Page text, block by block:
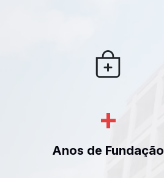
+
Anos de Fundação